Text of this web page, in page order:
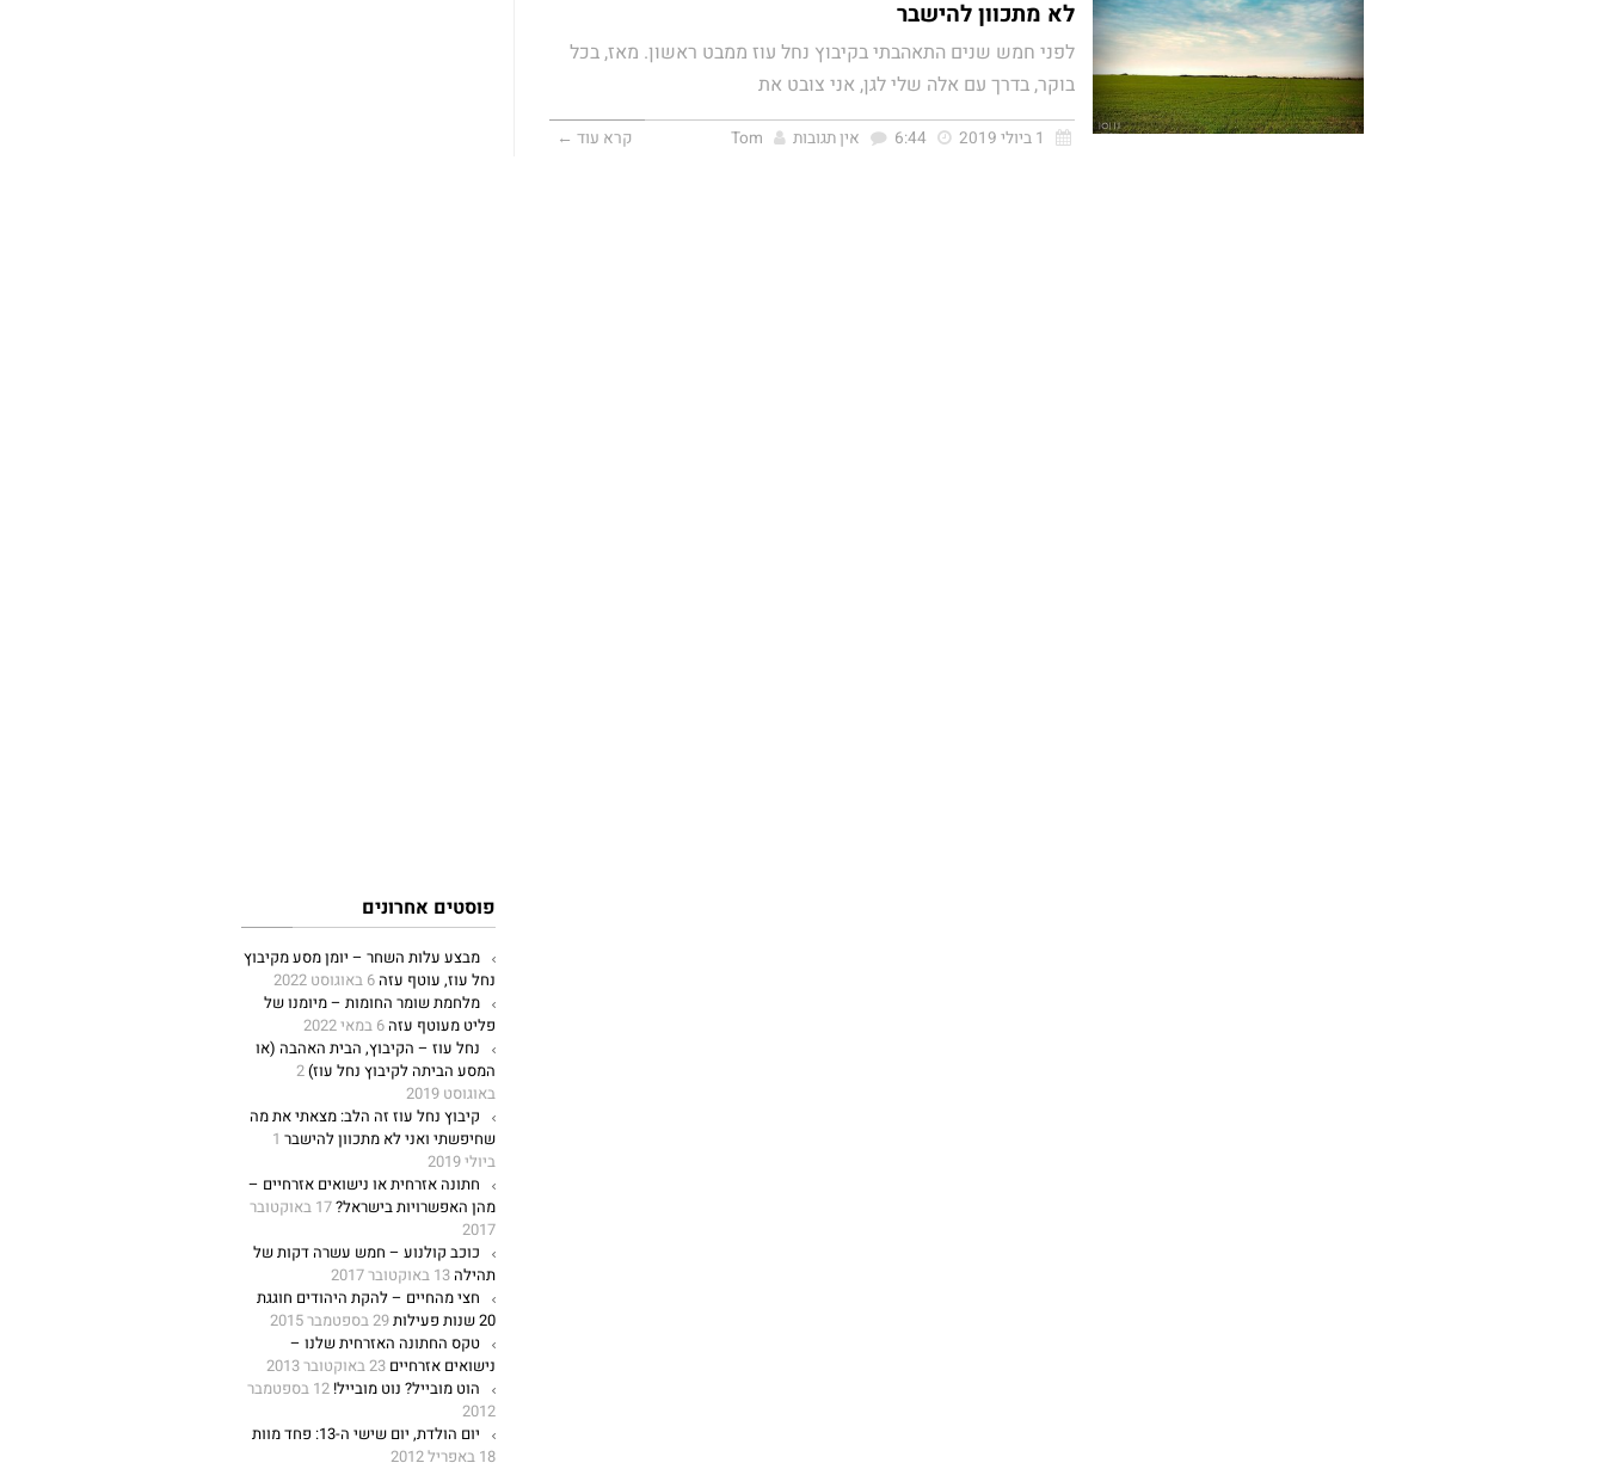
לא מתכוון להישבר
לפני חמש שנים התאהבתי בקיבוץ נחל עוז ממבט ראשון. מאז, בכל
בוקר, בדרך עם אלה שלי לגן, אני צובט את
אין תגובות Tom קרא עוד ←
פוסטים אחרונים
מבצע עלות השחר – יומן מסע מקיבוץ
נחל עוז, עוטף עזה 6 באוגוסט 2022
מלחמת שומר החומות – מיומנו של
פליט מעוטף עזה 6 במאי 2022
נחל עוז – הקיבוץ, הבית האהבה (או
המסע הביתה לקיבוץ נחל עוז)2
באוגוסט 2019
קיבוץ נחל עוז זה הלב: מצאתי את מה
שחיפשתי ואני לא מתכוון להישבר 1
ביולי 2019
חתונה אזרחית או נישואים אזרחיים –
מהן האפשרויות בישראל?
17 באוקטובר
2017
כוכב קולנוע – חמש עשרה דקות של
תהילה 13 באוקטובר 2017
חצי מהחיים – להקת היהודים חוגגת
20 שנות פעילות
29 בספטמבר 2015
טקס החתונה האזרחית שלנו –
נישואים אזרחיים 23 באוקטובר 2013
הוט מובייל? נוט מובייל!
12 בספטמבר
2012
יום הולדת, יום שישי ה-13: פחד מוות
18 באפריל 2012